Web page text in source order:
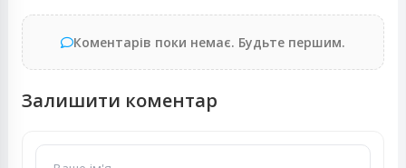
Коментарів поки немає. Будьте першим.
Залишити коментар